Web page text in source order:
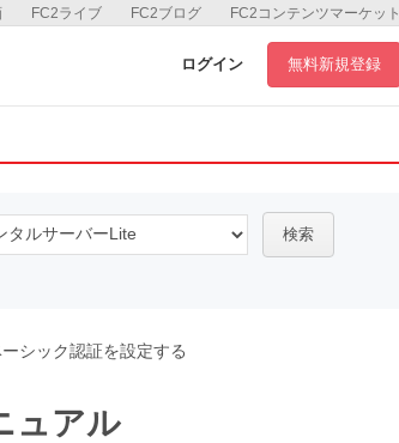
FC2コンテンツマーケット
FC2ブログ
FC2ライブ
ログイン 無料新規登録
検索
シック認証を設定する
ュアル